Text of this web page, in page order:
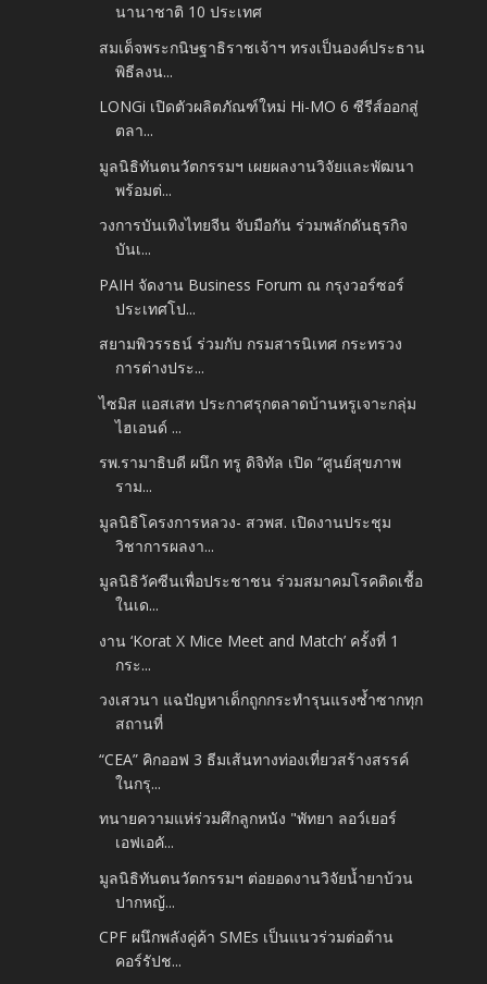
นานาชาติ 10 ประเทศ
สมเด็จพระกนิษฐาธิราชเจ้าฯ ทรงเป็นองค์ประธาน
พิธีลงน...
LONGi เปิดตัวผลิตภัณฑ์ใหม่ Hi-MO 6 ซีรีส์ออกสู่
ตลา...
มูลนิธิทันตนวัตกรรมฯ เผยผลงานวิจัยและพัฒนา
พร้อมต่...
วงการบันเทิงไทยจีน จับมือกัน ร่วมพลักดันธุรกิจ
บันเ...
PAIH จัดงาน Business Forum ณ กรุงวอร์ซอร์
ประเทศโป...
สยามพิวรรธน์ ร่วมกับ กรมสารนิเทศ กระทรวง
การต่างประ...
ไซมิส แอสเสท ประกาศรุกตลาดบ้านหรูเจาะกลุ่ม
ไฮเอนด์ ...
รพ.รามาธิบดี ผนึก ทรู ดิจิทัล เปิด “ศูนย์สุขภาพ
ราม...
มูลนิธิโครงการหลวง- สวพส. เปิดงานประชุม
วิชาการผลงา...
มูลนิธิวัคซีนเพื่อประชาชน ร่วมสมาคมโรคติดเชื้อ
ในเด...
งาน ‘Korat X Mice Meet and Match’​ ครั้งที่ 1
กระ...
วงเสวนา แฉปัญหาเด็กถูกกระทำรุนแรงซ้ำซากทุก
สถานที่
“CEA” คิกออฟ 3 ธีมเส้นทางท่องเที่ยวสร้างสรรค์
ในกรุ...
ทนายความแห่ร่วมศึกลูกหนัง "พัทยา ลอว์เยอร์
เอฟเอคั...
มูลนิธิทันตนวัตกรรมฯ ต่อยอดงานวิจัยน้ำยาบ้วน
ปากหญ้...
CPF ผนึกพลังคู่ค้า SMEs เป็นแนวร่วมต่อต้าน
คอร์รัปช...